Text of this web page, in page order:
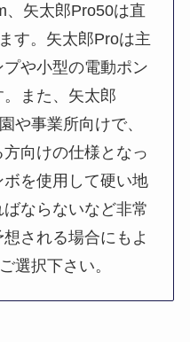
、矢太郎Pro50は直
す。矢太郎Proは主
や小型の電動ポン
また、矢太郎
や事業所向けで、
向けの仕様となっ
を使用して硬い地
ならないなど非常
される場合にもよ
選択下さい。